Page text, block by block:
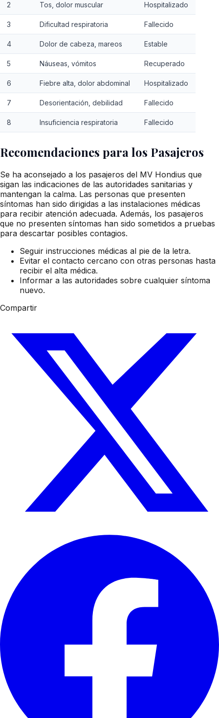
2 Tos, dolor muscular Hospitalizado
3 Dificultad respiratoria Fallecido
4 Dolor de cabeza, mareos Estable
5 Náuseas, vómitos Recuperado
6 Fiebre alta, dolor abdominal Hospitalizado
7 Desorientación, debilidad Fallecido
8 Insuficiencia respiratoria Fallecido
Recomendaciones para los Pasajeros
Se ha aconsejado a los pasajeros del MV Hondius que
sigan las indicaciones de las autoridades sanitarias y
mantengan la calma. Las personas que presenten
síntomas han sido dirigidas a las instalaciones médicas
para recibir atención adecuada. Además, los pasajeros
que no presenten síntomas han sido sometidos a pruebas
para descartar posibles contagios.
Seguir instrucciones médicas al pie de la letra.
Evitar el contacto cercano con otras personas hasta
recibir el alta médica.
Informar a las autoridades sobre cualquier síntoma
nuevo.
Compartir